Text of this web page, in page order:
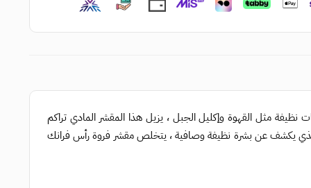
مثل القهوة وإكليل الجبل ، يزيل هذا المقشر المادي تراكم
يكشف عن بشرة نظيفة وصافية ، يتخلص مقشر فروة رأس فرانك